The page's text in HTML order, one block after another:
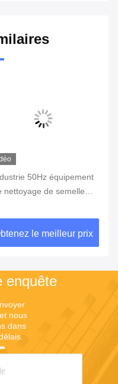
50Hz équipement
nettoyage de semelle
d' air intelligente
le médical biomédical
le meilleur prix
enquête
nous
dans